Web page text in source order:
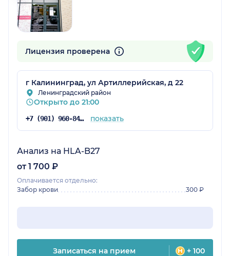
Лицензия проверена
г Калининград, ул Артиллерийская, д 22
Ленинградский район
Открыто до 21:00
+7 (901) 960-84-90 показать
Анализ на HLA-B27
от 1 700 ₽
Оплачивается отдельно:
Забор крови
300 ₽
Записаться на прием + 100